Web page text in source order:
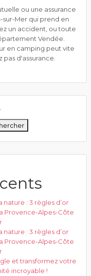
ou une assurance
sur-Mer qui prend en
un accident, ou toute
Vendée.
en camping peut vite
d'assurance.
nature : 3 règles d’or
Provence-Alpes-Côte
nature : 3 règles d’or
Provence-Alpes-Côte
et transformez votre
incroyable !